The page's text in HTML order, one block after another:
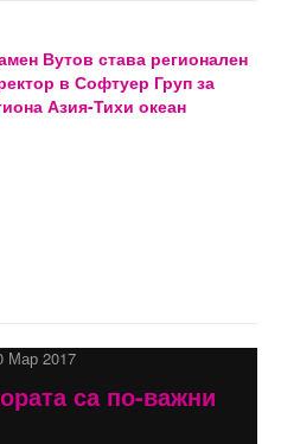
Вутов става регионален
в Софтуер Груп за
Азия-Тихи океан
Мар 2017
са по-важни